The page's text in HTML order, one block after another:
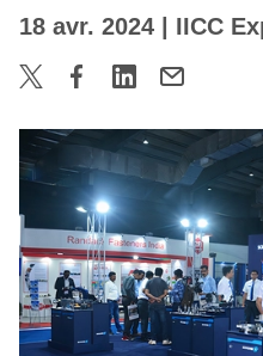
18 avr. 2024 | IICC